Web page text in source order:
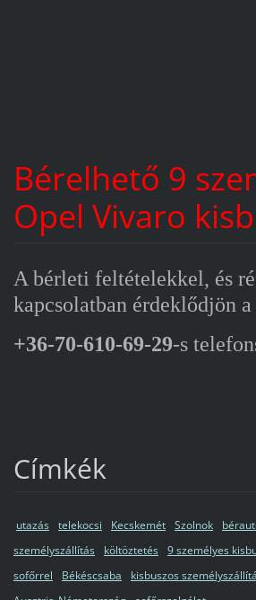
Bérelhető 9
Opel Vivaro
A bérleti feltételekkel, és
kapcsolatban érdeklődjön a
+36-70-610-69-29-s
Címkék
utazás telekocsi Kecskemét Szolnok
személyszállítás
költöztetés 9 személyes
sofőrrel
Békéscsaba kisbuszos